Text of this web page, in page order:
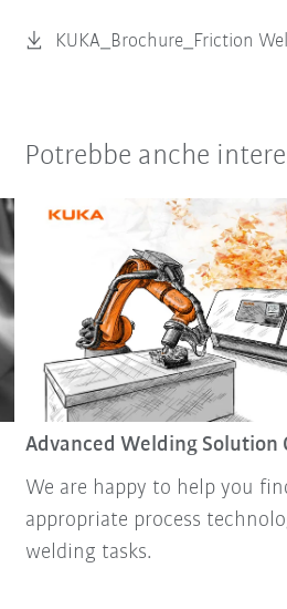
KUKA_Brochure_Friction
Potrebbe anche
Advanced Welding Solution
We are happy to help you
appropriate process
welding tasks.